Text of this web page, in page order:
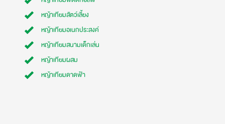
หญ้าเทียมสัตว์เลี้ยง
หญ้าเทียมอเนกประสงค์
หญ้าเทียมสนามเด็กเล่น
หญ้าเทียมผสม
หญ้าเทียมดาดฟ้า